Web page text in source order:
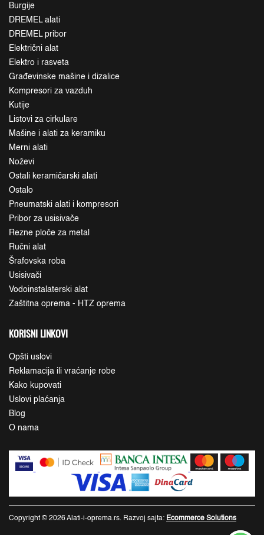
Burgije
DREMEL alati
DREMEL pribor
Električni alat
Elektro i rasveta
Građevinske mašine i dizalice
Kompresori za vazduh
Kutije
Listovi za cirkulare
Mašine i alati za keramiku
Merni alati
Noževi
Ostali keramičarski alati
Ostalo
Pneumatski alati i kompresori
Pribor za usisivače
Rezne ploče za metal
Ručni alat
Šrafovska roba
Usisivači
Vodoinstalaterski alat
Zaštitna oprema - HTZ oprema
KORISNI LINKOVI
Opšti uslovi
Reklamacija ili vraćanje robe
Kako kupovati
Uslovi plaćanja
Blog
O nama
Copyright © 2026 Alati-i-oprema.rs. Razvoj sajta: Ecommerce Solutions